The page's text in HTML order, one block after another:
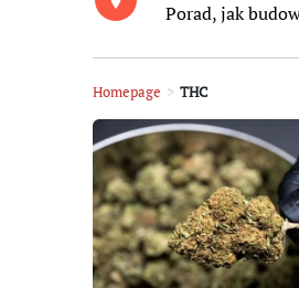
Porad, jak
Homepage > THC